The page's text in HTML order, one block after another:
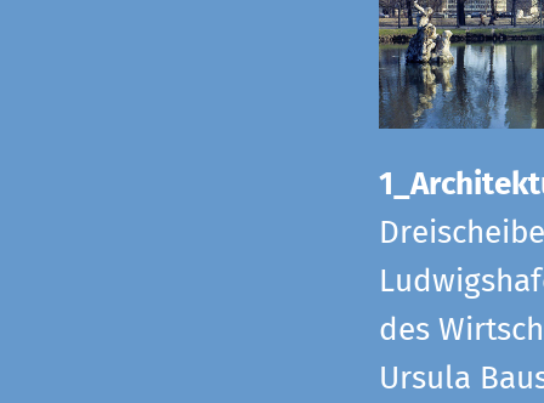
des
Ursula